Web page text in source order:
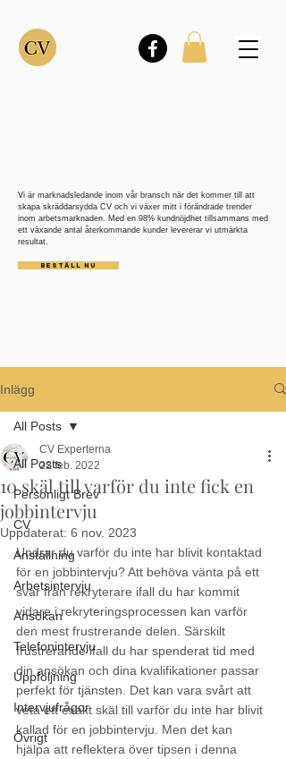
Vi är marknadsledande inom vår bransch när det kommer till att
skapa skräddarsydda CV och vi växer mitt i förändrade trender
inom arbetsmarknaden. Med en 98% kundnöjdhet tillsammans med
ett växande antal återkommande kunder levererar vi utmärkta
resultat.
BESTÄLL NU
Inlägg
All Posts
Personligt Brev
CV
Anställning
Arbetsintervju
Ansökan
Telefonintervju
Uppföljning
Intervjufrågor
Övrigt
All Posts
10 skäl till varför du inte fick en
jobbintervju
CV Experterna
22 feb. 2022
Uppdaterat: 6 nov. 2023
Undrar du varför du inte har blivit kontaktad
för en jobbintervju? Att behöva vänta på ett
svar från rekryterare ifall du har kommit
vidare i rekryteringsprocessen kan varför
den mest frustrerande delen. Särskilt
frustrerande ifall du har spenderat tid med
din ansökan och dina kvalifikationer passar
perfekt för tjänsten. Det kan vara svårt att
veta ett exakt skäl till varför du inte har blivit
kallad för en jobbintervju. Men det kan
hjälpa att reflektera över tipsen i denna